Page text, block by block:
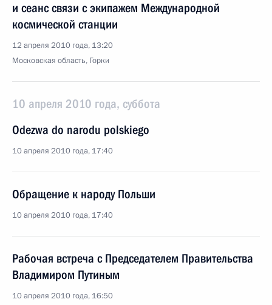
и сеанс связи с экипажем Международной
космической станции
12 апреля 2010 года, 13:20
Московская область, Горки
10 апреля 2010 года, суббота
Odezwa do narodu polskiego
10 апреля 2010 года, 17:40
Обращение к народу Польши
10 апреля 2010 года, 17:40
Рабочая встреча с Председателем Правительства
Владимиром Путиным
10 апреля 2010 года, 16:50